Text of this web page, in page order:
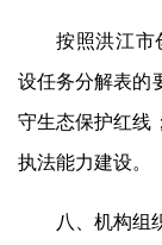
按照洪江市
设任务分解表的
守生态保护红线
执法能力建设。
八、机构组